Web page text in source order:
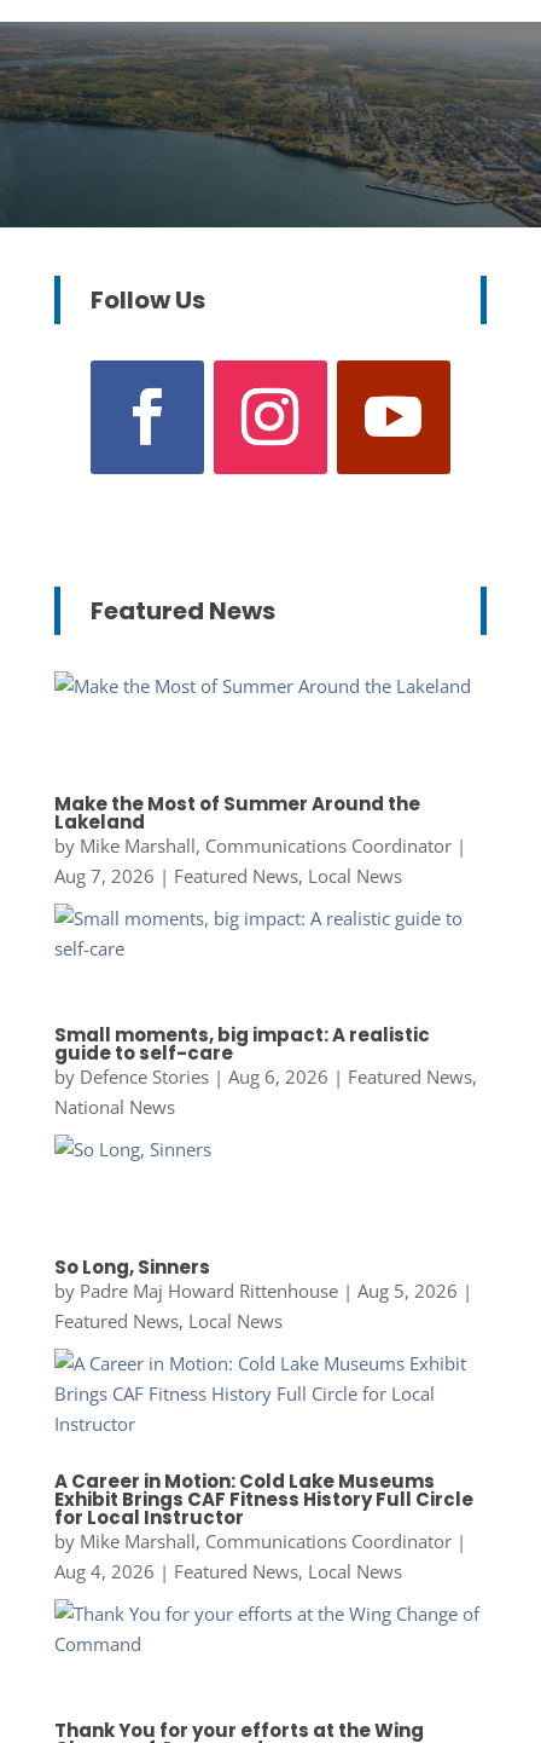
Follow Us
Featured News
Make the Most of Summer Around the
Lakeland
by Mike Marshall, Communications Coordinator|
Aug 7, 2026 | Featured News, Local News
Small moments, big impact: A realistic
guide to self-care
by Defence Stories| Aug 6, 2026 | Featured News,
National News
So Long, Sinners
by Padre Maj Howard Rittenhouse| Aug 5, 2026 |
Featured News, Local News
A Career in Motion: Cold Lake Museums
Exhibit Brings CAF Fitness History Full Circle
for Local Instructor
by Mike Marshall, Communications Coordinator|
Aug 4, 2026 | Featured News, Local News
Thank You for your efforts at the Wing